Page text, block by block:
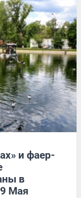
и фаер-
в
Мая